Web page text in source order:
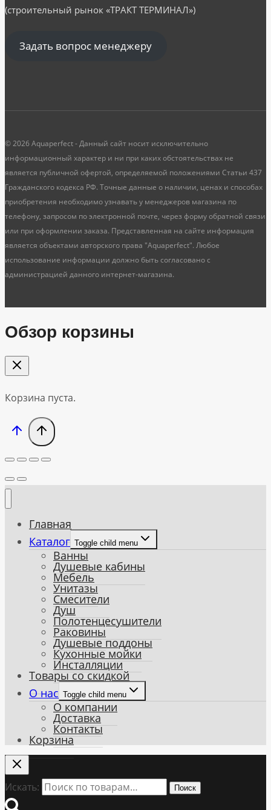
(строительный рынок «ТРАКТ ТЕРМИНАЛ»)
Задать вопрос менеджеру
© 2026 Aquaperfect - Данный сайт носит исключительно
информационный характер и ни при каких обстоятельствах не
является публичной офертой, определяемой положениями Статьи 437
Гражданского кодекса РФ. Точные данные о наличии, ценах и способах
приобретения необходимо узнавать у менеджеров магазина по
телефону, запросом по электронной почте, через форму обратной связи
или при оформлении заказа. Представленная на сайте информация
является объектами авторского права "Aquaperfect". Любое
использование информации должно быть согласовано с
администрацией данного интернет-магазина.
Обзор корзины
Корзина пуста.
Главная
Каталог Toggle child menu
Ванны
Душевые кабины
Мебель
Унитазы
Смесители
Душ
Полотенцесушители
Раковины
Душевые поддоны
Кухонные мойки
Инсталляции
Товары со скидкой
О нас Toggle child menu
О компании
Доставка
Контакты
Корзина
Искать: Поиск